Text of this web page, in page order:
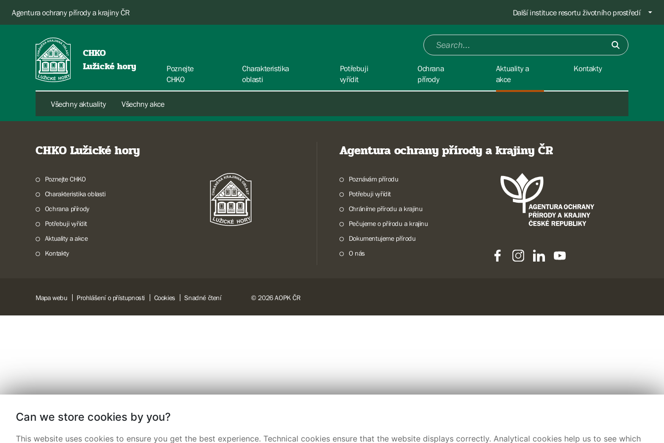
Agentura ochrany přírody a krajiny ČR Další instituce resortu životního prostředí
CHKO
Lužické hory
Poznejte
CHKO
Charakteristika
oblasti
Potřebuji
vyřídit
Ochrana
přírody
Aktuality a
akce
Všechny aktuality Všechny akce
Kontakty
CHKO Lužické hory
Poznejte CHKO
Charakteristika oblasti
Ochrana přírody
Potřebuji vyřídit
Aktuality a akce
Kontakty
Agentura ochrany přírody a krajiny ČR
Poznávám přírodu
Potřebuji vyřídit
Chráníme přírodu a krajinu
Pečujeme o přírodu a krajinu
Dokumentujeme přírodu
O nás
Mapa webu Prohlášení o přístupnosti Cookies Snadné čtení © 2026 AOPK ČR
Can we store cookies by you?
This website uses cookies to ensure you get the best experience. Technical cookies ensure that the website displays correctly. Analytical cookies help us to see which